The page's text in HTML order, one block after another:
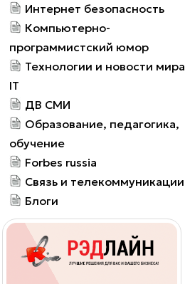
Интернет безопасность
Компьютерно-
программистский юмор
Технологии и новости мира
IT
ДВ СМИ
Образование, педагогика,
обучение
Forbes russia
Связь и телекоммуникации
Блоги